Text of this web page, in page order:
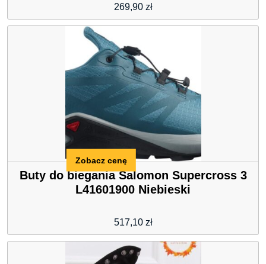
269,90 zł
Buty do biegania Salomon Supercross 3
L41601900 Niebieski
517,10 zł
Zobacz cenę